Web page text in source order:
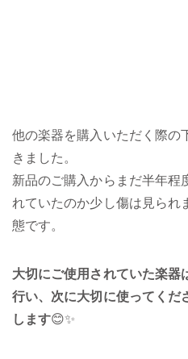
他の楽器を購入いただく際の
きました。
新品のご購入からまだ半年程
れていたのか少し傷は見られ
態です。
大切にご使用されていた楽器
行い、次に大切に使ってくだ
します😊✨